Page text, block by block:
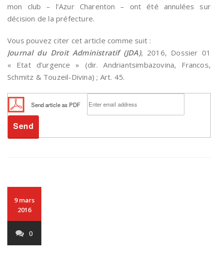
mon club – l’Azur Charenton – ont été annulées sur
décision de la préfecture.
Vous pouvez citer cet article comme suit :
Journal du Droit Administratif (JDA), 2016, Dossier 01
« Etat d’urgence » (dir. Andriantsimbazovina, Francos,
Schmitz & Touzeil-Divina) ; Art. 45.
Send article as PDF
9 mars
2016
0